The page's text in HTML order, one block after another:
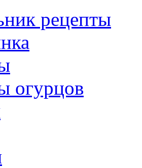
рецепты
огурцов